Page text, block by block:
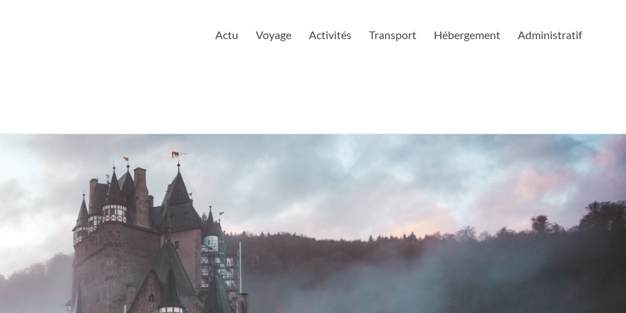
Actu Voyage Activités Transport Hébergement Administratif